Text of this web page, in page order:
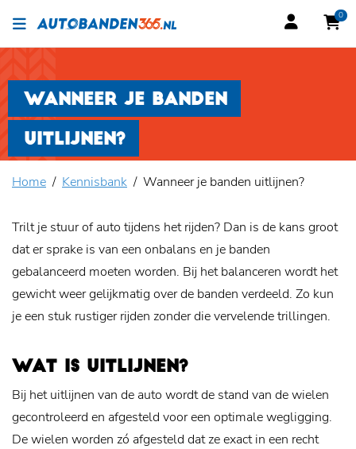
0
WANNEER JE BANDEN
UITLIJNEN?
Home Kennisbank Wanneer je banden uitlijnen?
Trilt je stuur of auto tijdens het rijden? Dan is de kans groot
dat er sprake is van een onbalans en je banden
gebalanceerd moeten worden. Bij het balanceren wordt het
gewicht weer gelijkmatig over de banden verdeeld. Zo kun
je een stuk rustiger rijden zonder die vervelende trillingen.
WAT IS UITLIJNEN?
Bij het uitlijnen van de auto wordt de stand van de wielen
gecontroleerd en afgesteld voor een optimale wegligging.
De wielen worden zó afgesteld dat ze exact in een recht